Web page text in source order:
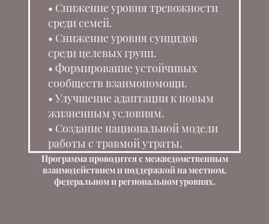
Снижение уровня тревожности
среди семей.
Снижение уровня суицидов
среди целевых групп.
Формирование устойчивых
сообществ взаимопомощи.
Улучшение адаптации к новым
жизненным условиям.
Создание национальной модели
работы с травмой утраты.
Программа проводится с межведомственным
взаимодействием и поддержкой на местном,
федеральном и региональном уровнях.